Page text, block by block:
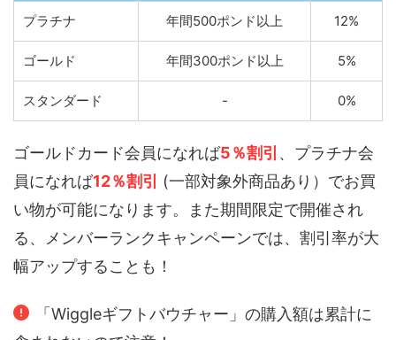
プラチナ 年間500ポンド以上 12%
ゴールド 年間300ポンド以上 5%
スタンダード - 0%
ゴールドカード会員になれば5％割引 、プラチナ会
員になれば12％割引
(一部対象外商品あり）でお買
い物が可能になります。また期間限定で開催され
る、メンバーランクキャンペーンでは、割引率が大
幅アップすることも！
「Wiggleギフトバウチャー」の購入額は累計に